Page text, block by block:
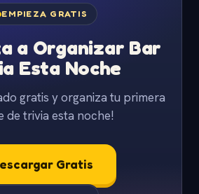
EMPIEZA GRATIS
a Organizar Bar
Esta Noche
gratis y organiza tu primera
de trivia esta noche!
Gratis